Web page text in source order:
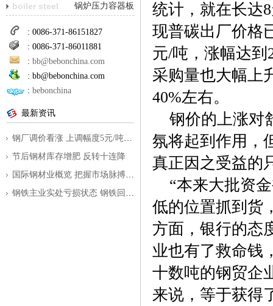
boiler steel 锅炉压力容器板
: 0086-371-86151827
: 0086-371-86011881
: bb@bebonchina.com
: bb@bebonchina.com
: bebonchina
最新资讯
钢厂调价看涨 上调幅度5元/吨到350元/
节后钢材库存增肥 反转十连降
国际钢材业概览 把握市场脉搏为外贸指
钢铁主业实处亏损状态 钢铁回暖之路仍
统计，就在长达
现普碳出厂价格
元/吨，涨幅达
采购量也大幅上
40%左右。
钢价的上涨对
氛将起到作用，
真正因之受益的
“本来大批资金
低的位置抓到货
方面，银行的态
业也有了救命钱
十数吨的钢贸企
来说，等于获得